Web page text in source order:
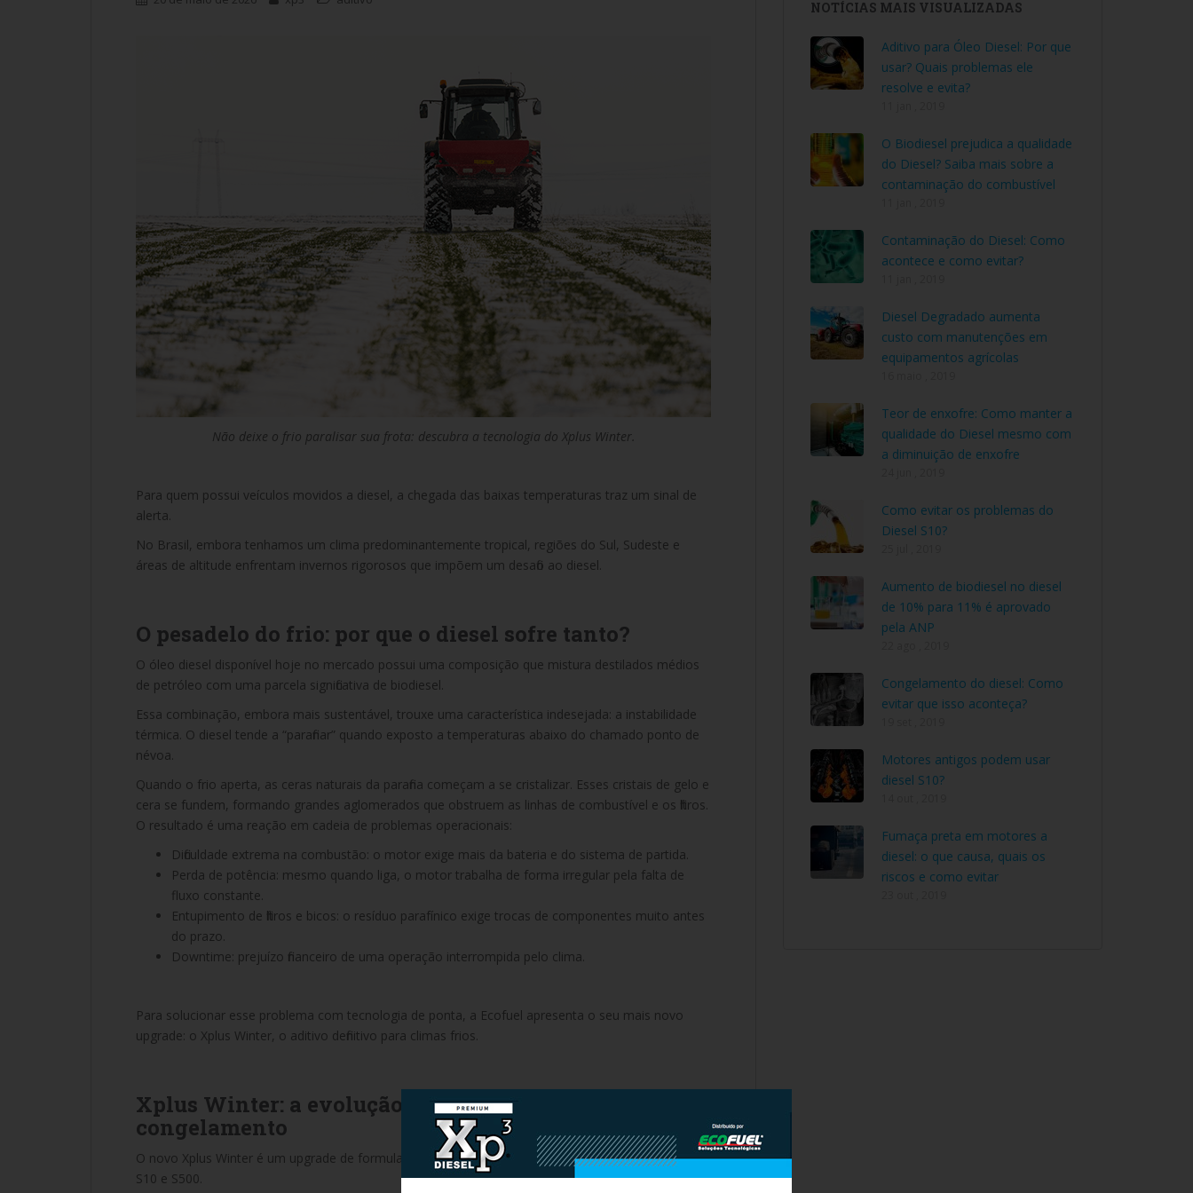
Não deixe o frio paralisar sua frota: descubra a tecnologia do Xplus Winter.
Para quem possui veículos movidos a diesel, a chegada das baixas temperaturas traz um sinal de
alerta.
No Brasil, embora tenhamos um clima predominantemente tropical, regiões do Sul, Sudeste e
áreas de altitude enfrentam invernos rigorosos que impõem um desafio ao diesel.
O pesadelo do frio: por que o diesel sofre tanto?
O óleo diesel disponível hoje no mercado possui uma composição que mistura destilados médios
de petróleo com uma parcela significativa de biodiesel.
Essa combinação, embora mais sustentável, trouxe uma característica indesejada: a instabilidade
térmica. O diesel tende a “parafinar” quando exposto a temperaturas abaixo do chamado ponto de
névoa.
Quando o frio aperta, as ceras naturais da parafina começam a se cristalizar. Esses cristais de gelo e
cera se fundem, formando grandes aglomerados que obstruem as linhas de combustível e os filtros.
O resultado é uma reação em cadeia de problemas operacionais:
Dificuldade extrema na combustão: o motor exige mais da bateria e do sistema de partida.
Perda de potência: mesmo quando liga, o motor trabalha de forma irregular pela falta de
fluxo constante.
Entupimento de filtros e bicos: o resíduo parafínico exige trocas de componentes muito antes
do prazo.
Downtime: prejuízo financeiro de uma operação interrompida pelo clima.
Para solucionar esse problema com tecnologia de ponta, a Ecofuel apresenta o seu mais novo
upgrade: o Xplus Winter, o aditivo definitivo para climas frios.
Xplus Winter: a evolução tecnológica contra o
congelamento
O novo Xplus Winter é um upgrade de formulação desenvolvido para as novas exigências do Diesel
S10 e S500.
NOTÍCIAS MAIS VISUALIZADAS
Aditivo para Óleo Diesel: Por que
usar? Quais problemas ele
resolve e evita?
O Biodiesel prejudica a qualidade
do Diesel? Saiba mais sobre a
contaminação do combustível
Contaminação do Diesel: Como
acontece e como evitar?
Diesel Degradado aumenta
custo com manutenções em
equipamentos agrícolas
Teor de enxofre: Como manter a
qualidade do Diesel mesmo com
a diminuição de enxofre
Como evitar os problemas do
Diesel S10?
Aumento de biodiesel no diesel
de 10% para 11% é aprovado
pela ANP
Congelamento do diesel: Como
evitar que isso aconteça?
Motores antigos podem usar
diesel S10?
Fumaça preta em motores a
diesel: o que causa, quais os
riscos e como evitar